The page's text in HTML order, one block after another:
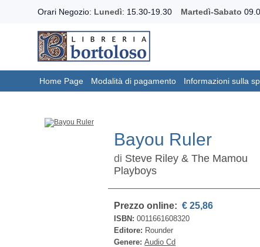
Orari Negozio: Lunedì: 15.30-19.30 Martedì-Sabato
Home Page Modalità di pagamento Informazioni sulla
Bayou Ruler
di Steve Riley & The Mamou
Playboys
Prezzo online: € 25,86
ISBN:0011661608320
Editore: Rounder
Genere:Audio Cd